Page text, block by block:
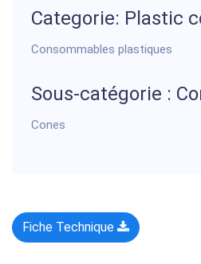
Categorie: Plastic
Consommables plastiques
Sous-catégorie :
Cones
Fiche Technique